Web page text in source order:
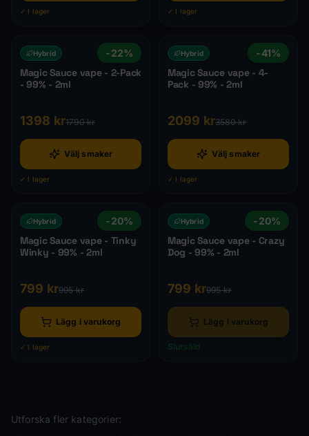
✓ I lager ✓ I lager
-22%
Hybrid
Magic Sauce vape - 2-Pack
- 99% - 2ml
1398 kr1790kr
Välj smaker
✓ I lager
-41%
Hybrid
Magic Sauce vape - 4-
Pack - 99% - 2ml
2099 kr3580kr
Välj smaker
✓ I lager
-20%
Hybrid
Magic Sauce vape - Tinky
Winky - 99% - 2ml
799 kr995kr
Lägg i varukorg
✓ I lager
-20%
Hybrid
Magic Sauce vape - Crazy
Dog - 99% - 2ml
799 kr995kr
Lägg i varukorg
Slutsåld
Utforska fler kategorier: